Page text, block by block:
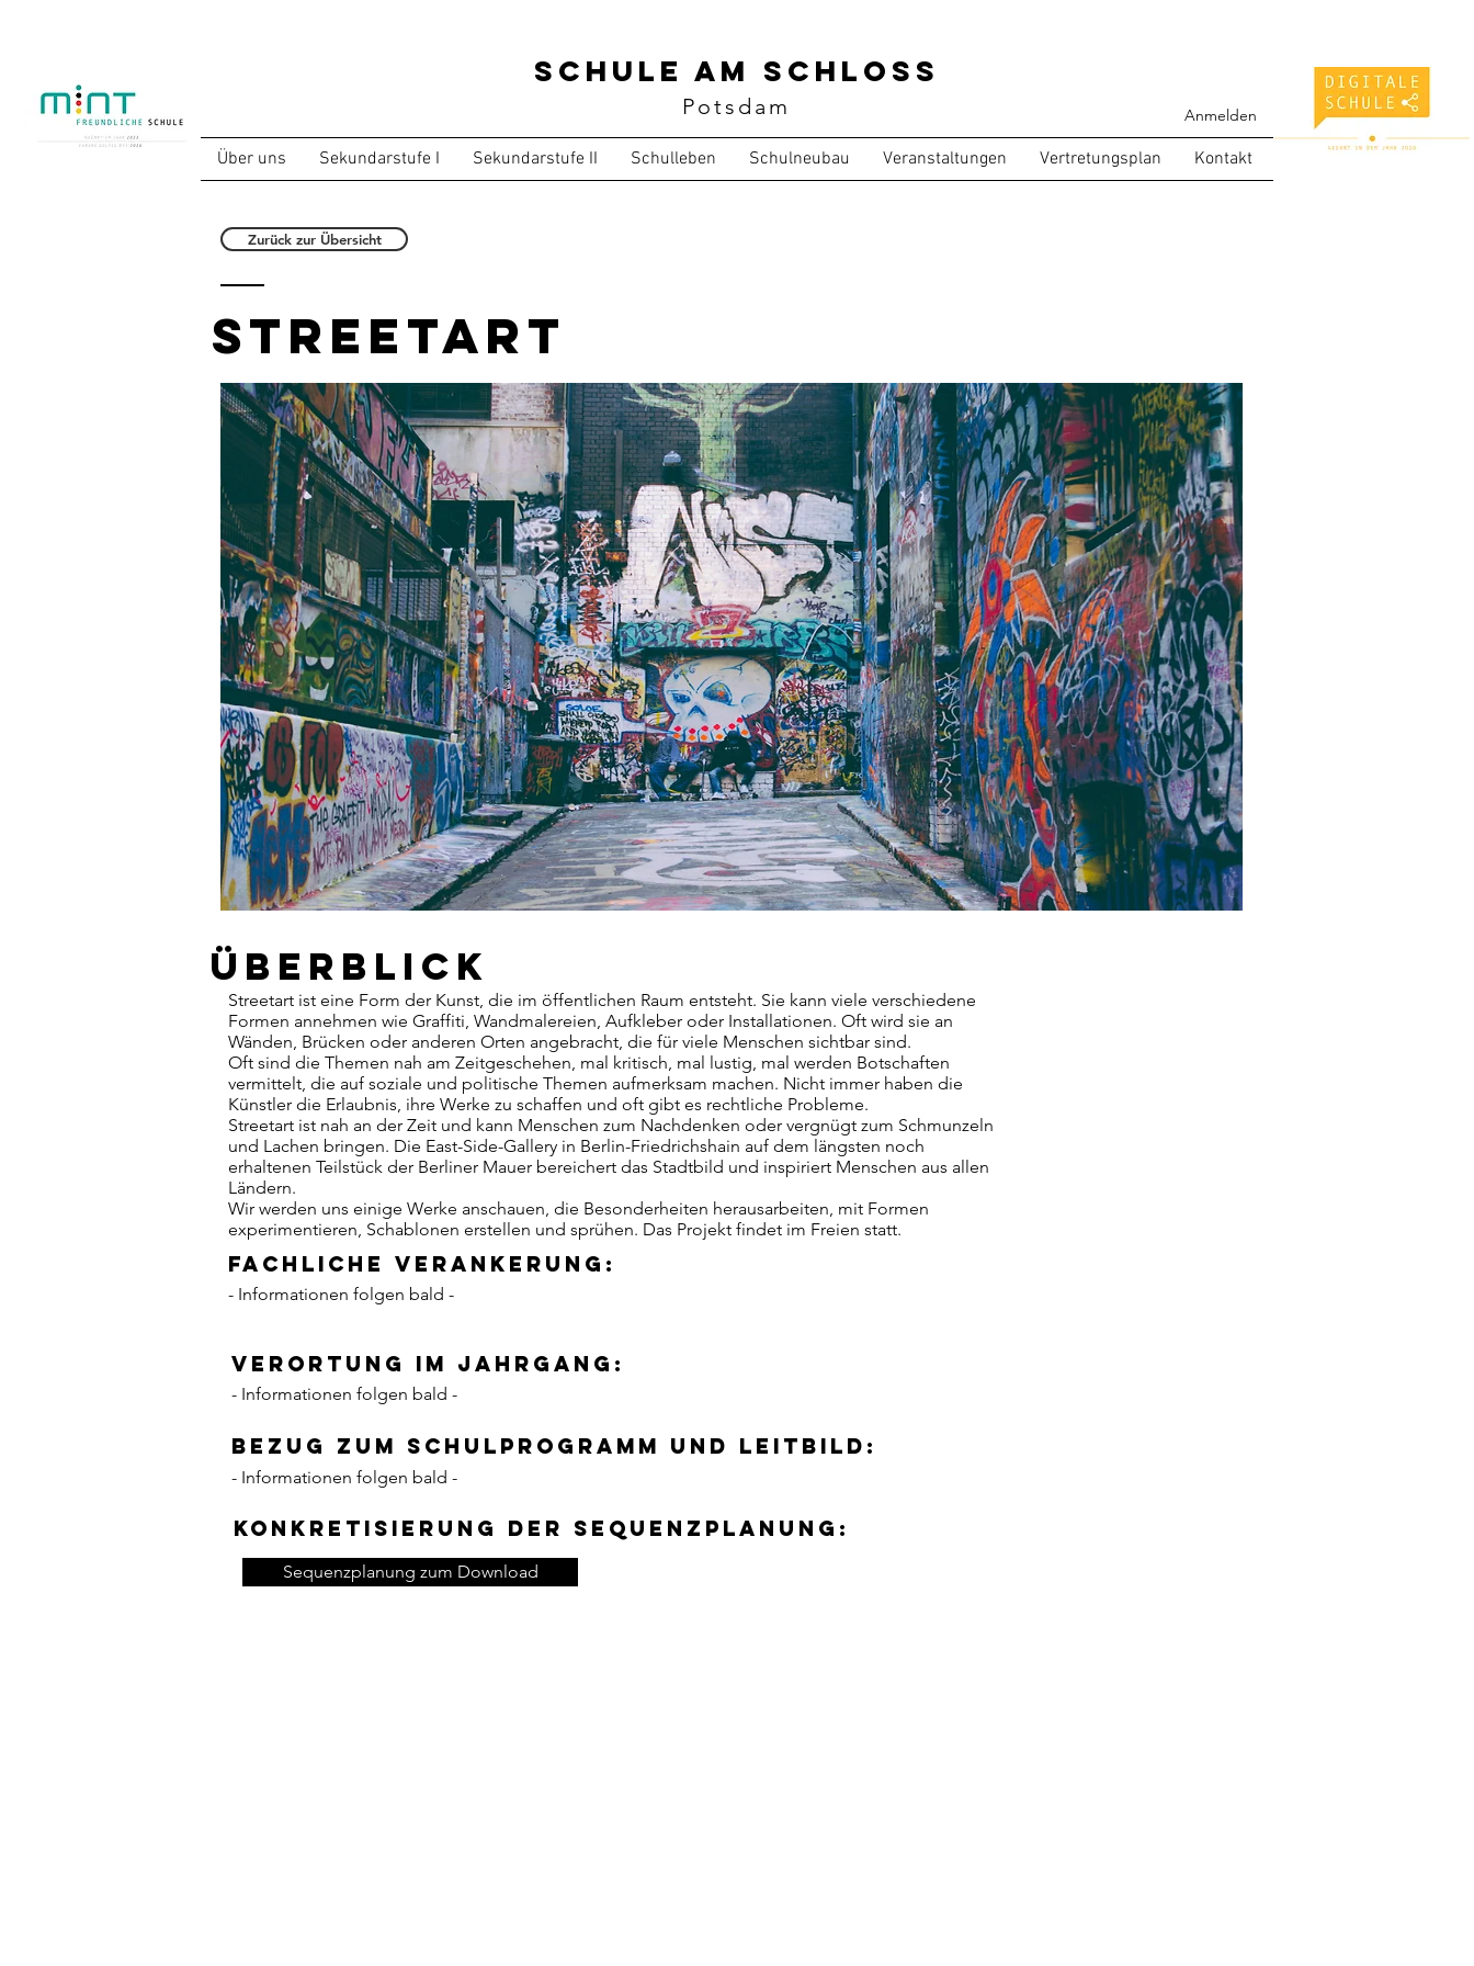
Schule am Schloss
Potsdam Anmelden
Über uns Sekundarstufe I Sekundarstufe II Schulleben Schulneubau Veranstaltungen Vertretungsplan Kontakt
Zurück zur Übersicht
Streetart
Überblick
Streetart ist eine Form der Kunst, die im öffentlichen Raum entsteht. Sie kann viele verschiedene
Formen annehmen wie Graffiti, Wandmalereien, Aufkleber oder Installationen. Oft wird sie an
Wänden, Brücken oder anderen Orten angebracht, die für viele Menschen sichtbar sind.
Oft sind die Themen nah am Zeitgeschehen, mal kritisch, mal lustig, mal werden Botschaften
vermittelt, die auf soziale und politische Themen aufmerksam machen. Nicht immer haben die
Künstler die Erlaubnis, ihre Werke zu schaffen und oft gibt es rechtliche Probleme.
Streetart ist nah an der Zeit und kann Menschen zum Nachdenken oder vergnügt zum Schmunzeln
und Lachen bringen. Die East-Side-Gallery in Berlin-Friedrichshain auf dem längsten noch
erhaltenen Teilstück der Berliner Mauer bereichert das Stadtbild und inspiriert Menschen aus allen
Ländern.
Wir werden uns einige Werke anschauen, die Besonderheiten herausarbeiten, mit Formen
experimentieren, Schablonen erstellen und sprühen. Das Projekt findet im Freien statt.
Fachliche Verankerung:
- Informationen folgen bald -
Verortung im Jahrgang:
- Informationen folgen bald -
Bezug zum Schulprogramm und Leitbild:
- Informationen folgen bald -
Konkretisierung der Sequenzplanung:
Sequenzplanung zum Download